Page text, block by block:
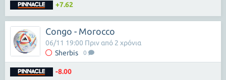
+7.62
Congo - Morocco
Sherbis 0
06/11 19:00 Πριν από 2 χρόνια
-8.00